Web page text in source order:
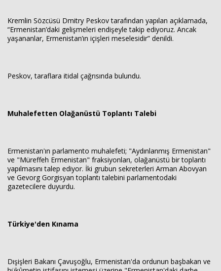
Kremlin Sözcüsü Dmitry Peskov tarafından yapılan açıklamada,
“Ermenistan’daki gelişmeleri endişeyle takip ediyoruz. Ancak
yaşananlar, Ermenistan’ın içişleri meselesidir” denildi.
Peskov, taraflara itidal çağrısında bulundu.
Muhalefetten Olağanüstü Toplantı Talebi
Ermenistan'ın parlamento muhalefeti; "Aydınlanmış Ermenistan"
ve "Müreffeh Ermenistan" fraksiyonları, olağanüstü bir toplantı
yapılmasını talep ediyor. İki grubun sekreterleri Arman Abovyan
ve Gevorg Gorgisyan toplantı talebini parlamentodaki
gazetecilere duyurdu.
Türkiye'den Kınama
Dışişleri Bakanı Çavuşoğlu, Ermenistan'da ordunun başbakan ve